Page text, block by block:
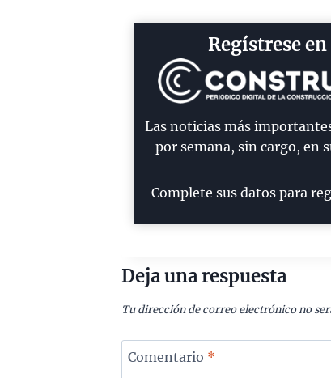
Regístrese en
Las noticias más
por semana, sin cargo, en
Complete sus datos para
Deja una respuesta
Tu dirección de correo electrónico no
Comentario *